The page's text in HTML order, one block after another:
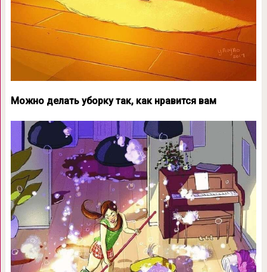
Можно делать уборку так, как нравится вам